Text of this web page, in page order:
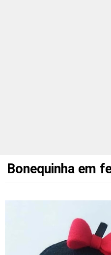
Bonequinha em